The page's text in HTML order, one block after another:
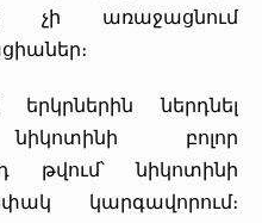
չի առաջացնում
ներդնել
բոլոր
թվում՝ նիկոտինի
կարգավորում։